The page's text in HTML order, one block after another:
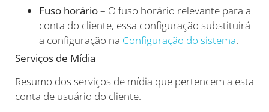
Fuso horário– O fuso horário relevante para a
conta do cliente, essa configuração substituirá
a configuração na Configuração do sistema.
Serviços de Mídia
Resumo dos serviços de mídia que pertencem a esta
conta de usuário do cliente.